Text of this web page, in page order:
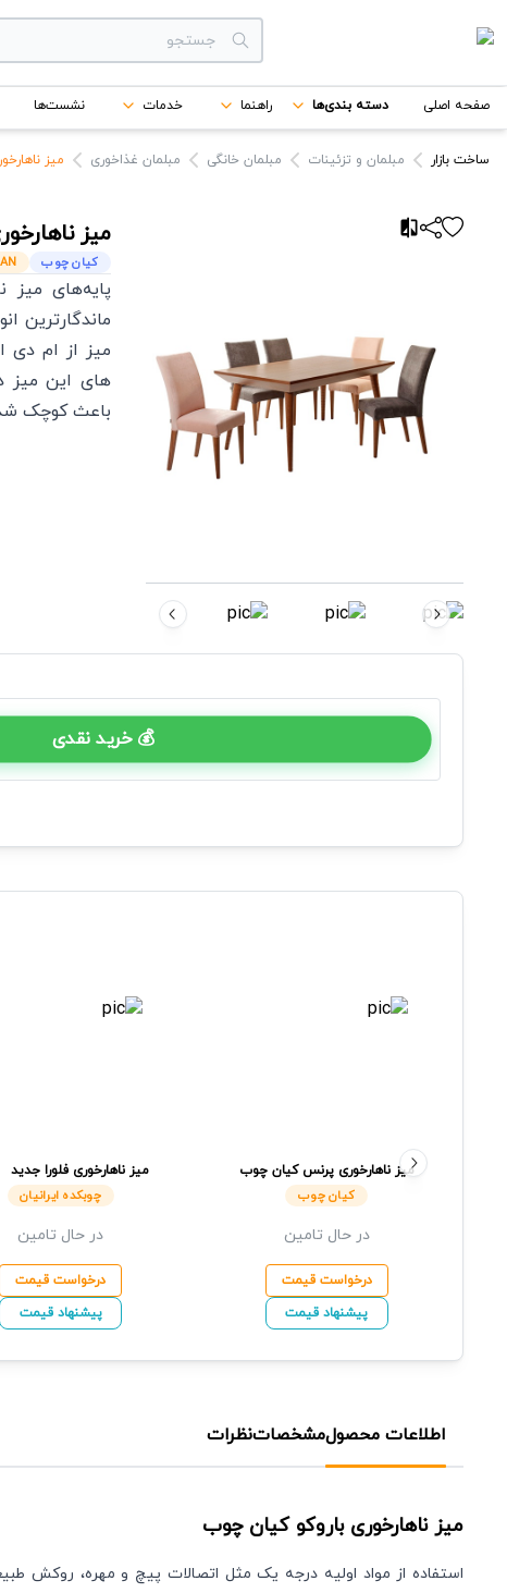
دسته بندی‌ها
برندها
صفحه اصلی دسته بندی‌ها راهنما خدمات نشست‌ها
ساخت بازار مبلمان و تزئینات مبلمان خانگی مبلمان غذاخوری میز
میز
کیان چوب
پایه‌های میز
میز از ام
های این میز
باعث کوچک
💰 خرید نقدی
میز ناهارخوری پرنس کیان چوب
کیان چوب
در حال تامین
درخواست قیمت
پیشنهاد قیمت
میز ناهارخوری فلورا جدید
چوبکده ایرانیانچوبکده ایرانیان
در حال تامین
درخواست قیمت
پیشنهاد قیمت
اطلاعات محصولمشخصاتنظرات
میز ناهارخوری باروکو کیان چوب
استفاده از مواد اولیه درجه یک مثل اتصالات پیچ و مهره، روکش